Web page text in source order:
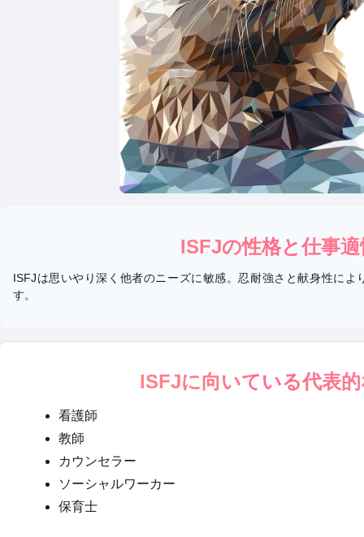
ISFJの性格と仕事適
ISFJは思いやり深く他者のニーズに敏感。忍耐強さと献身性によ
す。
ISFJに向いている代表
看護師
教師
カウンセラー
ソーシャルワーカー
保育士